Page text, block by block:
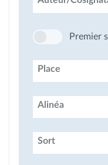
Premier
Place
Alinéa
Sort